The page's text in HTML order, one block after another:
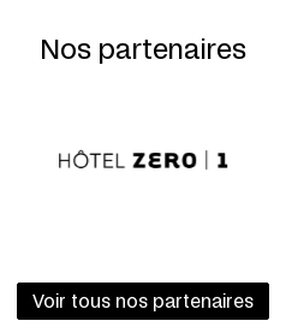
Nos partenaires
Voir tous nos partenaires